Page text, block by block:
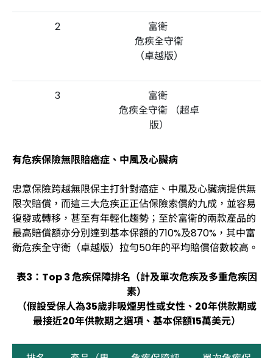
2
富衛
危疾全守衛
（卓越版）
3
富衛
危疾全守衛 （超卓
版）
註：有關產品資料更新截至2022年4月4日。
有危疾保險無限賠癌症、中風及心臟病
忠意保險跨越無限保主打針對癌症、中風及心臟病提供無
限次賠償，而這三大危疾正正佔保險索償約九成，並容易
復發或轉移，甚至有年輕化趨勢；至於富衛的兩款產品的
最高賠償額亦分別達到基本保額的710%及870%，其中富
衛危疾全守衛（卓越版）拉勻50年的平均賠償倍數較高。
表3：Top 3 危疾保障排名（計及單次危疾及多重危疾因
素）
（假設受保人為35歲非吸煙男性或女性、20年供款期或
最接近20年供款期之選項、基本保額15萬美元）